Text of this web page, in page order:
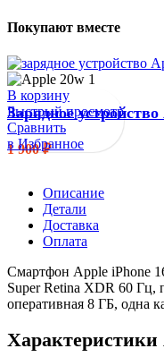
Покупают вместе
В корзину
Быстрый просмотр
Сравнить
в Избранное
Зарядное
1 900₽
Описание
Детали
Доставка
Оплата
Смартфон Apple iPhone
Super Retina XDR 60 Гц,
оперативная 8 ГБ, одна
Характеристики